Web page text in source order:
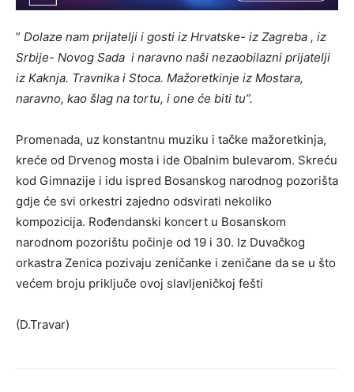
” Dolaze nam prijatelji i gosti iz Hrvatske- iz Zagreba , iz
Srbije- Novog Sada i naravno naši nezaobilazni prijatelji
iz Kaknja. Travnika i Stoca. Mažoretkinje iz Mostara,
naravno, kao šlag na tortu, i one će biti tu”.
Promenada, uz konstantnu muziku i tačke mažoretkinja,
kreće od Drvenog mosta i ide Obalnim bulevarom. Skreću
kod Gimnazije i idu ispred Bosanskog narodnog pozorišta
gdje će svi orkestri zajedno odsvirati nekoliko
kompozicija. Rođendanski koncert u Bosanskom
narodnom pozorištu počinje od 19 i 30. Iz Duvačkog
orkastra Zenica pozivaju zeničanke i zeničane da se u što
većem broju priključe ovoj slavljeničkoj fešti
(D.Travar)